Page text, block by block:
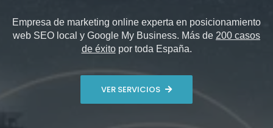
Empresa de marketing online experta en posicionamiento
web SEO local y Google My Business. Más de 200 casos
de éxitopor toda España.
VER SERVICIOS